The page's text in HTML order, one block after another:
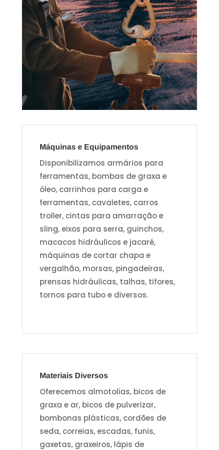
Máquinas e Equipamentos
Disponibilizamos armários para
ferramentas, bombas de graxa e
óleo, carrinhos para carga e
ferramentas, cavaletes, carros
troller, cintas para amarração e
sling, eixos para serra, guinchos,
macacos hidráulicos e jacaré,
máquinas de cortar chapa e
vergalhão, morsas, pingadeiras,
prensas hidráulicas, talhas, tifores,
tornos para tubo e diversos.
Materiais Diversos
Oferecemos almotolias, bicos de
graxa e ar, bicos de pulverizar,
bombonas plásticas, cordões de
seda, correias, escadas, funis,
gaxetas, graxeiros, lápis de